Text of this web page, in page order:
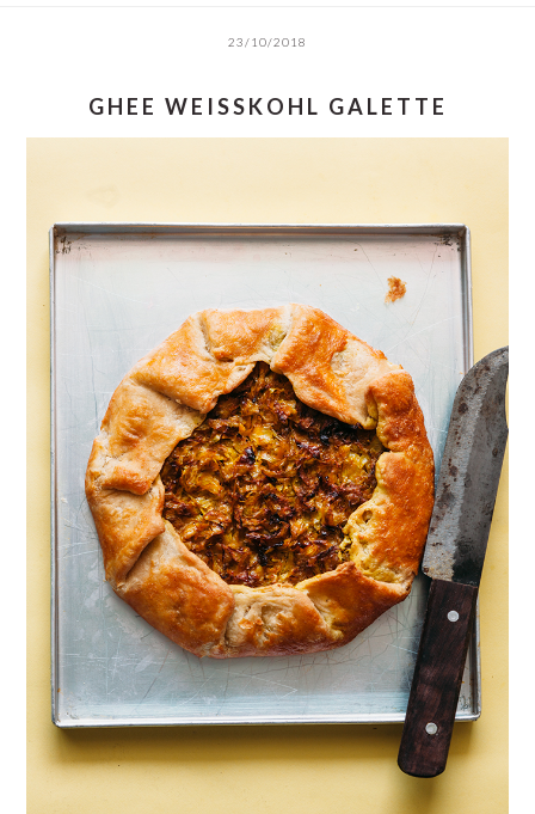
23/10/2018
GHEE WEISSKOHL GALETTE